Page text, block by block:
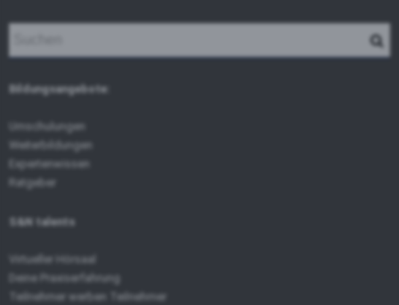
Bildungsangebote:
Umschulungen
Weiterbildungen
Expertenwissen
Ratgeber
S&N talents
Virtueller Hörsaal
Deine Praxiserfahrung
Teilnehmer werben Teilnehmer